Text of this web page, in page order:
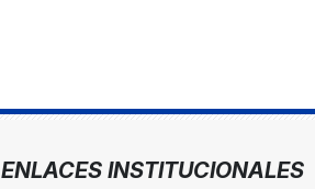
ENLACES INSTITUCIONALES